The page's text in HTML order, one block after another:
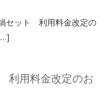
セット 利用料金改定の
利用料金改定のお